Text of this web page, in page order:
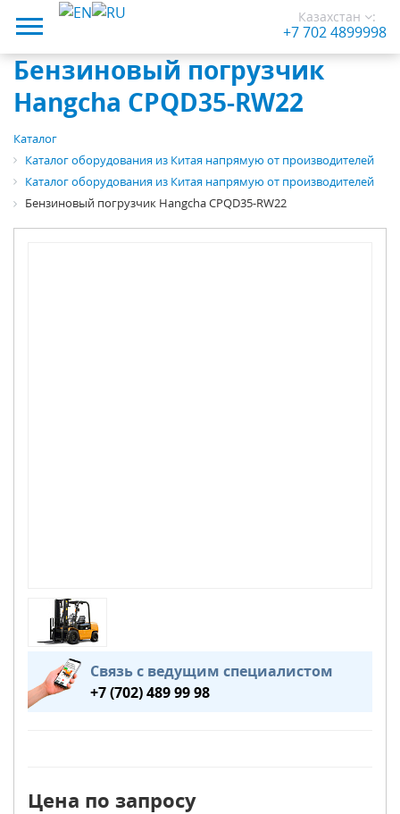
Казахстан
+7 702 4899998
:
Бензиновый погрузчик
Hangcha CPQD35-RW22
Каталог
Каталог оборудования из Китая напрямую от производителей
Каталог оборудования из Китая напрямую от производителей
Бензиновый погрузчик Hangcha CPQD35-RW22
Связь с ведущим специалистом
+7 (702) 489 99 98
Цена по запросу